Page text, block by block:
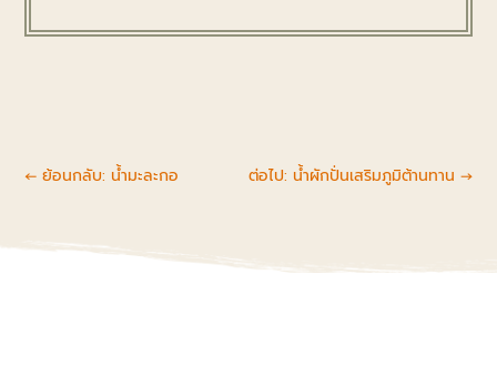
←ย้อนกลับ: น้ำมะละกอ ต่อไป: น้ำผักปั่นเสริมภูมิต้านทาน →